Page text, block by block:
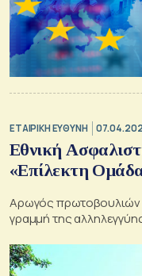
ΕΤΑΙΡΙΚΗ ΕΥΘΥΝΗ
Εθνική
«Επίλεκτη
Αρωγός πρωτοβουλιών
γραμμή της